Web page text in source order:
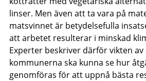
linser. Men även att ta vara på
matsvinnet är betydelsefulla
att arbetet resulterar i minskad
Experter beskriver därför vikten
kommunerna ska kunna se hur
genomföras för att uppnå bästa